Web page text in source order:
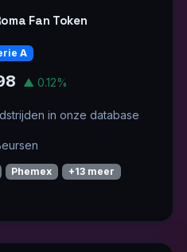
Fan Token
A
▲ 0.12%
in onze database
Phemex +13 meer